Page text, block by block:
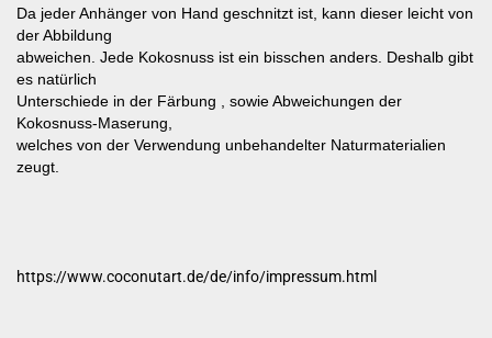
Da jeder Anhänger von Hand geschnitzt ist, kann dieser leicht von
der Abbildung
abweichen. Jede Kokosnuss ist ein bisschen anders. Deshalb gibt
es natürlich
Unterschiede in der Färbung , sowie Abweichungen der
Kokosnuss-Maserung,
welches von der Verwendung unbehandelter Naturmaterialien
zeugt.
https://www.coconutart.de/de/info/impressum.html